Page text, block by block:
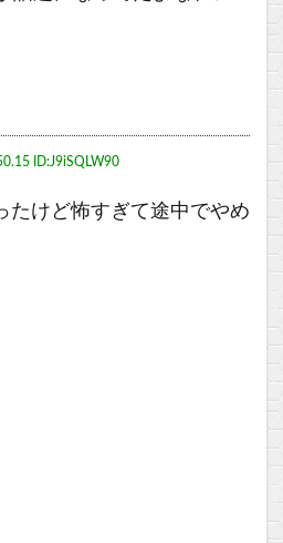
ID:J9iSQLW90
たけど怖すぎて途中でやめ